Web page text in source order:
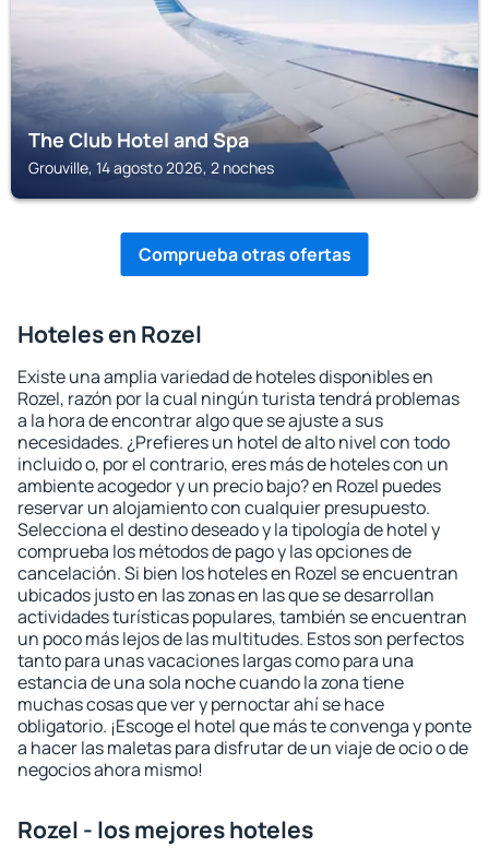
The Club Hotel and Spa
Grouville, 14 agosto 2026, 2 noches
Comprueba otras ofertas
Hoteles en Rozel
Existe una amplia variedad de hoteles disponibles en
Rozel, razón por la cual ningún turista tendrá problemas
a la hora de encontrar algo que se ajuste a sus
necesidades. ¿Prefieres un hotel de alto nivel con todo
incluido o, por el contrario, eres más de hoteles con un
ambiente acogedor y un precio bajo? en Rozel puedes
reservar un alojamiento con cualquier presupuesto.
Selecciona el destino deseado y la tipología de hotel y
comprueba los métodos de pago y las opciones de
cancelación. Si bien los hoteles en Rozel se encuentran
ubicados justo en las zonas en las que se desarrollan
actividades turísticas populares, también se encuentran
un poco más lejos de las multitudes. Estos son perfectos
tanto para unas vacaciones largas como para una
estancia de una sola noche cuando la zona tiene
muchas cosas que ver y pernoctar ahí se hace
obligatorio. ¡Escoge el hotel que más te convenga y ponte
a hacer las maletas para disfrutar de un viaje de ocio o de
negocios ahora mismo!
Rozel - los mejores hoteles